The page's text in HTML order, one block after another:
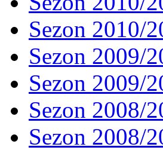
Sezon 2010/
Sezon 2009/
Sezon 2009/
Sezon 2008/
Sezon 2008/